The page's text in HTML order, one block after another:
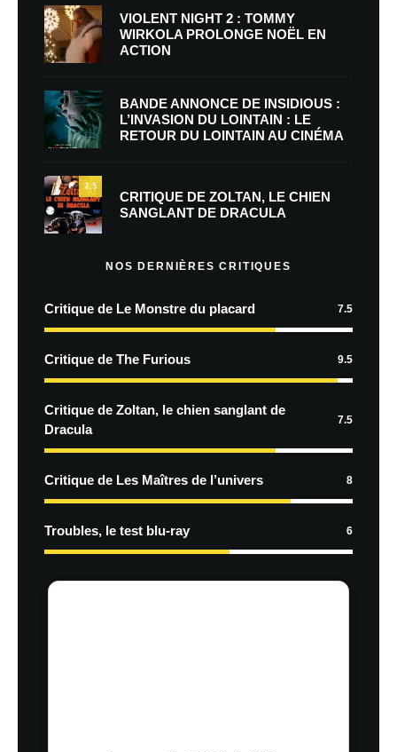
VIOLENT NIGHT 2 : TOMMY
WIRKOLA PROLONGE NOËL EN
ACTION
BANDE ANNONCE DE INSIDIOUS :
L’INVASION DU LOINTAIN : LE
RETOUR DU LOINTAIN AU CINÉMA
7.5
CRITIQUE DE ZOLTAN, LE CHIEN
SANGLANT DE DRACULA
NOS DERNIÈRES CRITIQUES
Critique de Le Monstre du placard 7.5
Critique de The Furious 9.5
Critique de Zoltan, le chien sanglant de
Dracula
7.5
Critique de Les Maîtres de l’univers 8
Troubles, le test blu-ray 6